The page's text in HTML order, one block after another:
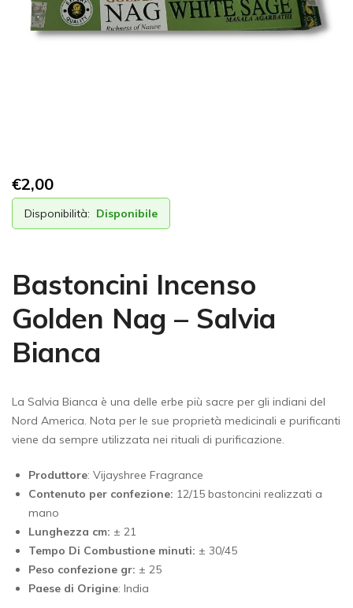
€2,00
Disponibilità: Disponibile
Bastoncini Incenso
Golden Nag – Salvia
Bianca
La Salvia Bianca è una delle erbe più sacre per gli indiani del
Nord America. Nota per le sue proprietà medicinali e purificanti
viene da sempre utilizzata nei rituali di purificazione.
Produttore: Vijayshree Fragrance
Contenuto per confezione: 12/15 bastoncini realizzati a
mano
Lunghezza cm: ± 21
Tempo Di Combustione minuti: ± 30/45
Peso confezione gr: ± 25
Paese di Origine: India